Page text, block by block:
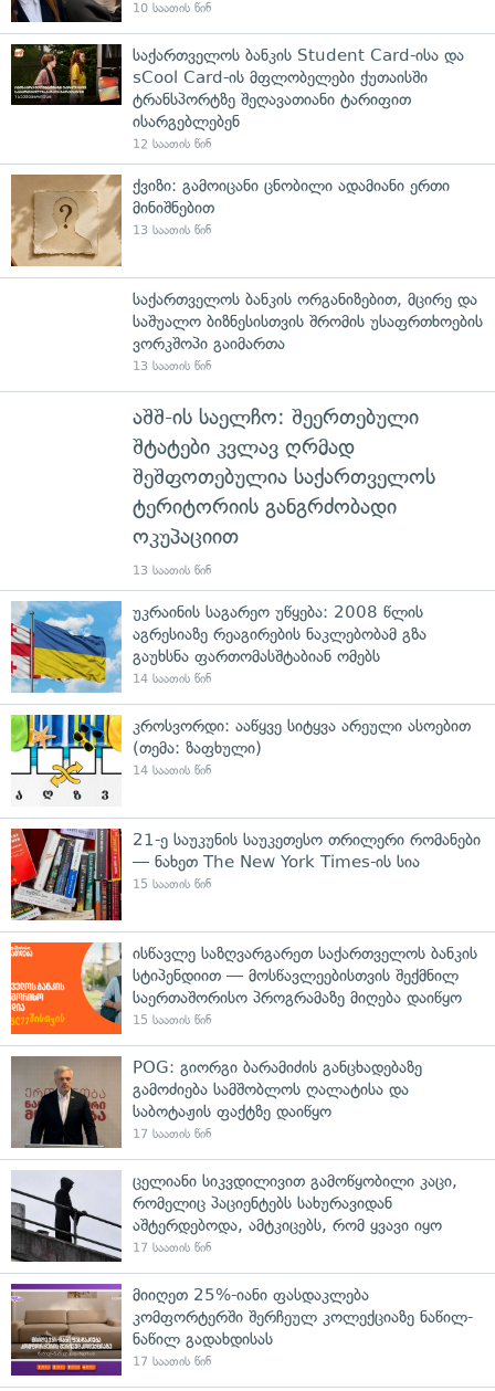
10 საათის წინ
საქართველოს ბანკის Student Card-ისა და
sCool Card-ის მფლობელები ქუთაისში
ტრანსპორტზე შეღავათიანი ტარიფით
ისარგებლებენ
12 საათის წინ
ქვიზი: გამოიცანი ცნობილი ადამიანი ერთი
მინიშნებით
13 საათის წინ
საქართველოს ბანკის ორგანიზებით, მცირე და
საშუალო ბიზნესისთვის შრომის უსაფრთხოების
ვორკშოპი გაიმართა
13 საათის წინ
აშშ-ის საელჩო: შეერთებული
შტატები კვლავ ღრმად
შეშფოთებულია საქართველოს
ტერიტორიის განგრძობადი
ოკუპაციით
13 საათის წინ
უკრაინის საგარეო უწყება: 2008 წლის
აგრესიაზე რეაგირების ნაკლებობამ გზა
გაუხსნა ფართომასშტაბიან ომებს
14 საათის წინ
კროსვორდი: ააწყვე სიტყვა არეული ასოებით
(თემა: ზაფხული)
14 საათის წინ
21-ე საუკუნის საუკეთესო თრილერი რომანები
— ნახეთ The New York Times-ის სია
15 საათის წინ
ისწავლე საზღვარგარეთ საქართველოს ბანკის
სტიპენდიით — მოსწავლეებისთვის შექმნილ
საერთაშორისო პროგრამაზე მიღება დაიწყო
15 საათის წინ
POG: გიორგი ბარამიძის განცხადებაზე
გამოძიება სამშობლოს ღალატისა და
საბოტაჟის ფაქტზე დაიწყო
17 საათის წინ
ცელიანი სიკვდილივით გამოწყობილი კაცი,
რომელიც პაციენტებს სახურავიდან
აშტერდებოდა, ამტკიცებს, რომ ყვავი იყო
17 საათის წინ
მიიღეთ 25%-იანი ფასდაკლება
კომფორტერში შერჩეულ კოლექციაზე ნაწილ-
ნაწილ გადახდისას
17 საათის წინ